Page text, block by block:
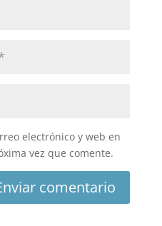
electrónico y web en
vez que comente.